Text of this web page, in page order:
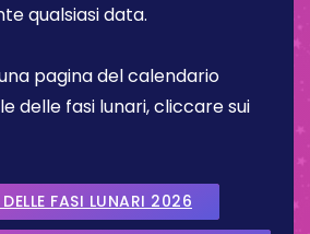
qualsiasi data.
pagina del calendario
delle fasi lunari, cliccare sui
FASI LUNARI 2026